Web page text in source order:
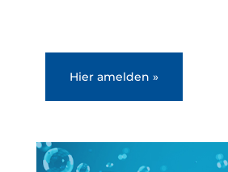
Hier amelden »